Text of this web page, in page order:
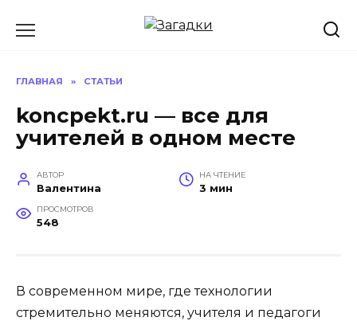
ГЛАВНАЯ » СТАТЬИ
koncpekt.ru — все для
учителей в одном месте
АВТОР
Валентина
НА ЧТЕНИЕ
3 мин
ПРОСМОТРОВ
548
В современном мире, где технологии
стремительно меняются, учителя и педагоги